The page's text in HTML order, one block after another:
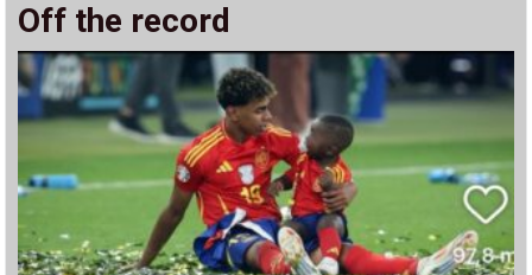
Off the record